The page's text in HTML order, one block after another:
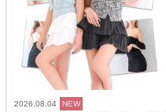
2026.08.04 NEW